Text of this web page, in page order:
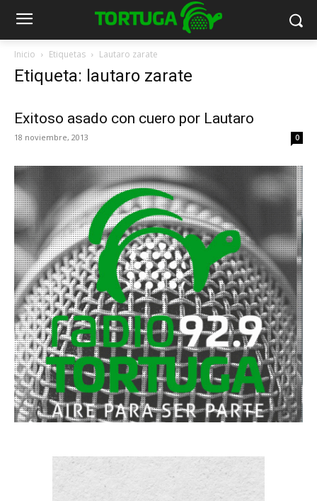
Inicio Etiquetas Lautaro zarate
Etiqueta: lautaro zarate
Exitoso asado con cuero por Lautaro
18 noviembre, 2013 0